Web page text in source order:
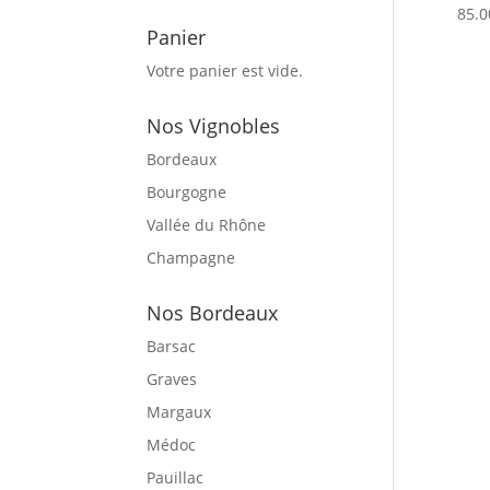
Panier
Votre panier est vide.
Nos Vignobles
Bordeaux
Bourgogne
Vallée du Rhône
Champagne
Nos Bordeaux
Barsac
Graves
Margaux
Médoc
Pauillac